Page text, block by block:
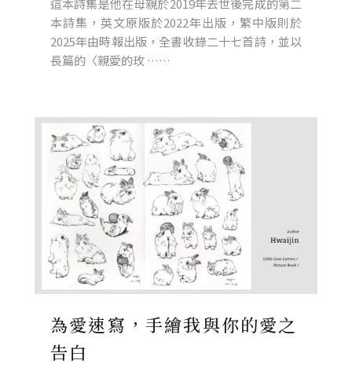
這本詩集是他在母親於2019年去世後完成的第二
本詩集，英文原版於2022年出版，繁中版則於
2025年由時報出版，全書收錄二十七首詩，並以
長篇的〈親愛的玫 ……
為愛速寫，手繪我與你的愛之
告白